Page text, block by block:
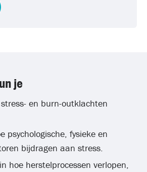
je
en burn-outklachten
psychologische, fysieke en
bijdragen aan stress.
hoe herstelprocessen verlopen,